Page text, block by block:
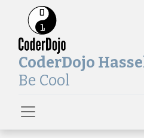
CoderDojo
Be Cool